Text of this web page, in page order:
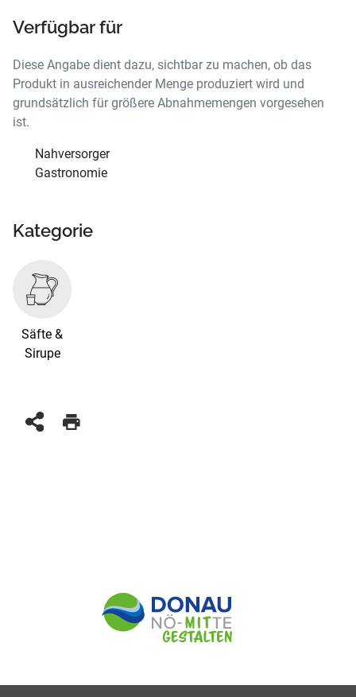
Verfügbar für
Diese Angabe dient dazu, sichtbar zu machen, ob das
Produkt in ausreichender Menge produziert wird und
grundsätzlich für größere Abnahmemengen vorgesehen
ist.
Nahversorger
Gastronomie
Kategorie
Säfte &
Sirupe